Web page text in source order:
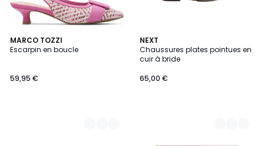
MARCO TOZZI
Escarpin en boucle
59,95 €
3
Couleurs
NEXT
Chaussures plates pointues en
cuir à bride
65,00 €
2
Couleurs